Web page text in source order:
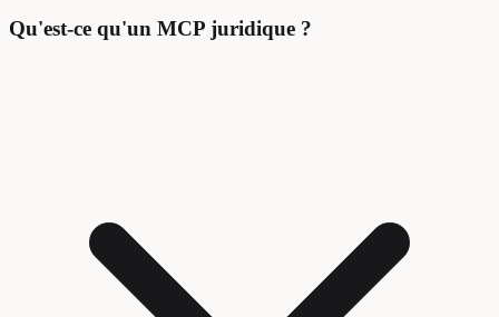
Qu'est-ce qu'un MCP juridique ?